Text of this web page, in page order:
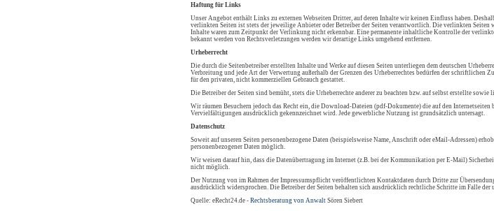
Haftung für Links
Unser Angebot enthält Links zu externen Webseiten Dritter, auf deren Inhalte wir keinen Einfluss haben.
verlinkten Seiten ist stets der jeweilige Anbieter oder Betreiber der Seiten verantwortlich. Die verlinkten
Inhalte waren zum Zeitpunkt der Verlinkung nicht erkennbar. Eine permanente inhaltliche Kontrolle der
bekannt werden von Rechtsverletzungen werden wir derartige Links umgehend entfernen.
Urheberrecht
Die durch die Seitenbetreiber erstellten Inhalte und Werke auf diesen Seiten unterliegen dem deutschen
Verbreitung und jede Art der Verwertung außerhalb der Grenzen des Urheberrechtes bedürfen der
für den privaten, nicht kommerziellen Gebrauch gestattet.
Die Betreiber der Seiten sind bemüht, stets die Urheberrechte anderer zu beachten bzw. auf selbst erstellte sowie
Wir räumen Besuchern jedoch das Recht ein, die Download-Dateien (pdf-Dokumente) die auf den
Vervielfältigungen ausdrücklich gekennzeichnet wird. Jede gewerbliche Nutzung ist grundsätzlich untersagt.
Datenschutz
Soweit auf unseren Seiten personenbezogene Daten (beispielsweise Name, Anschrift oder eMail-Adressen)
personenbezogener Daten möglich.
Wir weisen darauf hin, dass die Datenübertragung im Internet (z.B. bei der Kommunikation per E-Mail)
nicht möglich.
Der Nutzung von im Rahmen der Impressumspflicht veröffentlichten Kontaktdaten durch Dritte zur
ausdrücklich widersprochen. Die Betreiber der Seiten behalten sich ausdrücklich rechtliche Schritte im Falle
Quelle: eRecht24.de - Rechtsberatung von AnwaltSören Siebert